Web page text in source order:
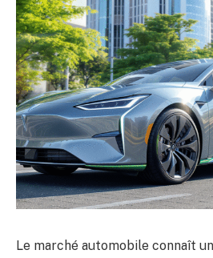
Le marché automobile connaît